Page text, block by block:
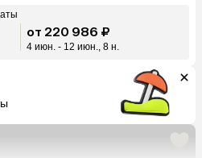
от 220 986 ₽
4 июн. - 12 июн., 8 н.